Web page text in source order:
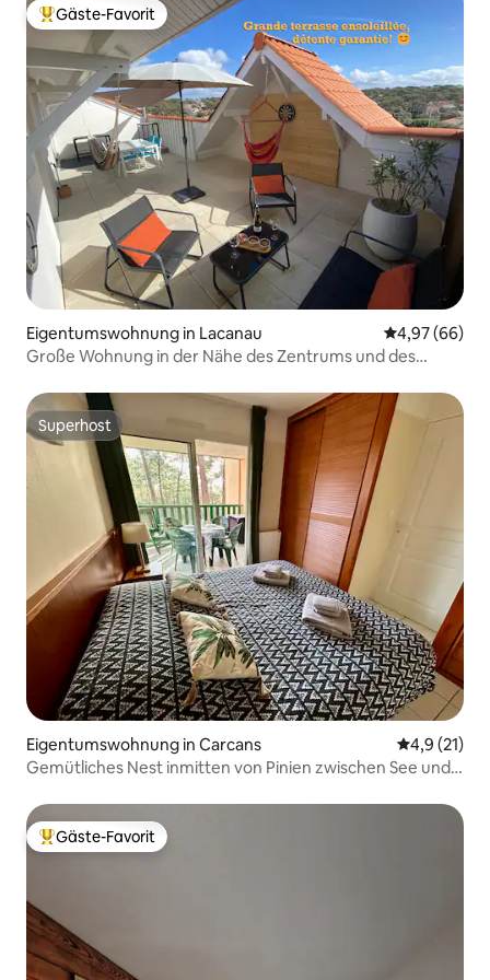
Beliebter Gäste-Favorit.
Gäste-Favorit
Eigentumswohnung in Lacanau
4,97 (66)
Große Wohnung in der Nähe des Zentrums und des
Superhost
Superhost
Eigentumswohnung in Carcans
4,9 (21)
Gemütliches Nest inmitten von Pinien zwischen See und
Beliebter Gäste-Favorit.
Gäste-Favorit